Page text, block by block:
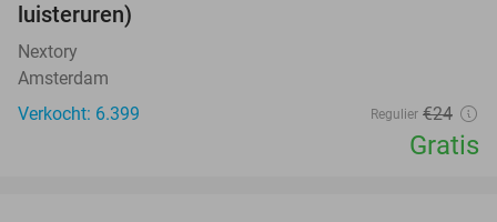
luisteruren)
Nextory
Amsterdam
Verkocht: 6.399
Regulier €24
Gratis